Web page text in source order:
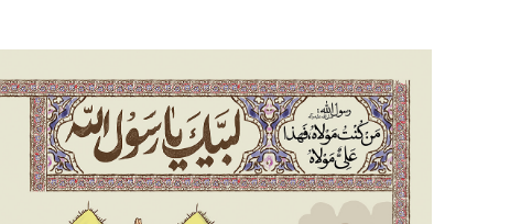
تصویر
بزرگتر